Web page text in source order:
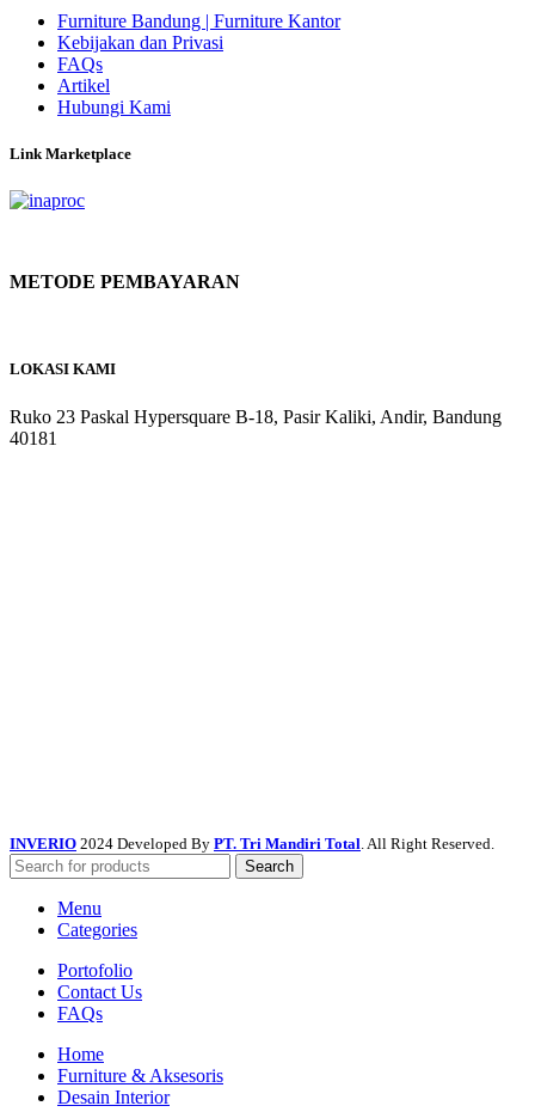
Furniture Bandung | Furniture Kantor
Kebijakan dan Privasi
FAQs
Artikel
Hubungi Kami
Link Marketplace
METODE PEMBAYARAN
LOKASI KAMI
Ruko 23 Paskal Hypersquare B-18, Pasir Kaliki, Andir, Bandung
40181
INVERIO 2024 Developed By PT. Tri Mandiri Total . All Right Reserved.
Search
Menu
Categories
Portofolio
Contact Us
FAQs
Home
Furniture & Aksesoris
Desain Interior